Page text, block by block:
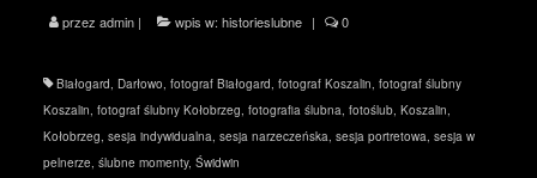
przez admin | wpis w: historieslubne | 0
Białogard, Darłowo, fotograf Białogard, fotograf Koszalin, fotograf ślubny
Koszalin, fotograf ślubny Kołobrzeg, fotografia ślubna, fotoślub, Koszalin,
Kołobrzeg, sesja indywidualna, sesja narzeczeńska, sesja portretowa, sesja w
pelnerze, ślubne momenty, Świdwin